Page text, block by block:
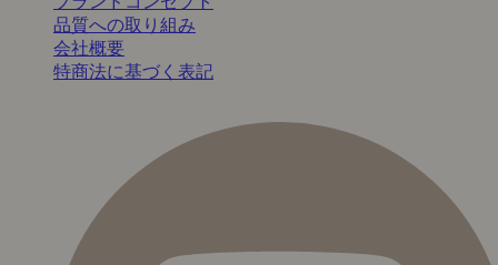
品質への取り組み
会社概要
特商法に基づく表記